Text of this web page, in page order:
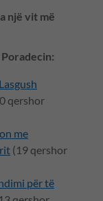
një vit më
qershor
me
(19 qershor
për të